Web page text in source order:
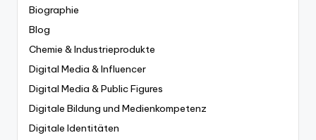
Biographie
Blog
Chemie & Industrieprodukte
Digital Media & Influencer
Digital Media & Public Figures
Digitale Bildung und Medienkompetenz
Digitale Identitäten